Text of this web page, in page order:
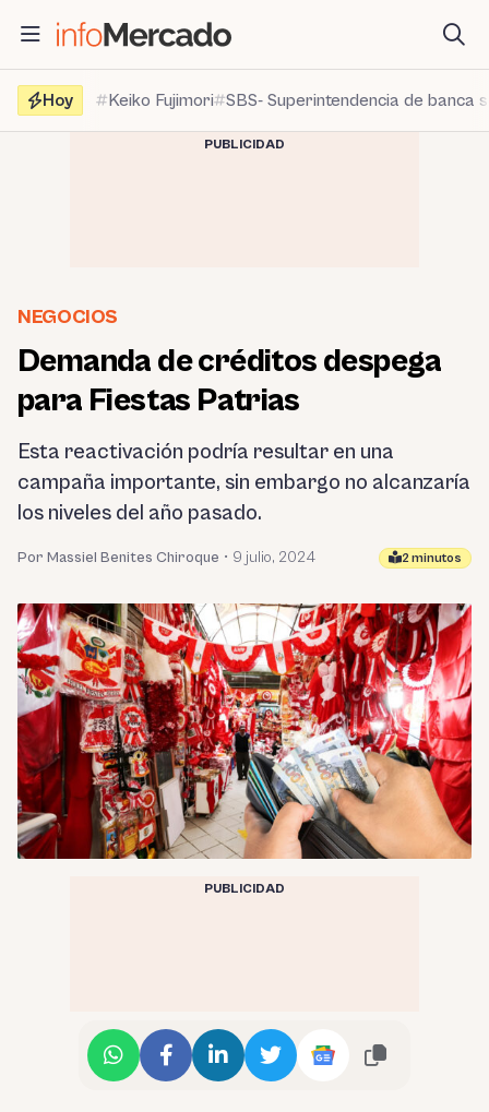
contenido
Hoy
Keiko Fujimori SBS- Superintendencia de banca
PUBLICIDAD
NEGOCIOS
Demanda de créditos despega
para Fiestas Patrias
Esta reactivación podría resultar en una
campaña importante, sin embargo no alcanzaría
los niveles del año pasado.
Por Massiel Benites Chiroque • 9 julio, 2024 2 minutos
PUBLICIDAD